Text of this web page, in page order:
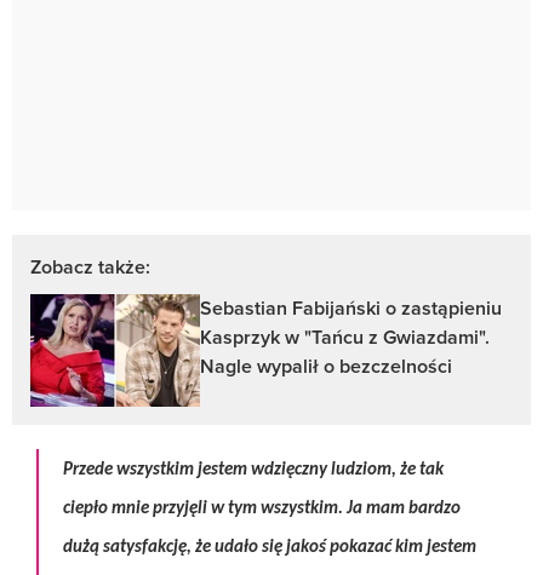
Zobacz także:
Sebastian Fabijański o zastąpieniu
Kasprzyk w "Tańcu z Gwiazdami".
Nagle wypalił o bezczelności
Przede wszystkim jestem wdzięczny ludziom, że tak
ciepło mnie przyjęli w tym wszystkim. Ja mam bardzo
dużą satysfakcję, że udało się jakoś pokazać kim jestem